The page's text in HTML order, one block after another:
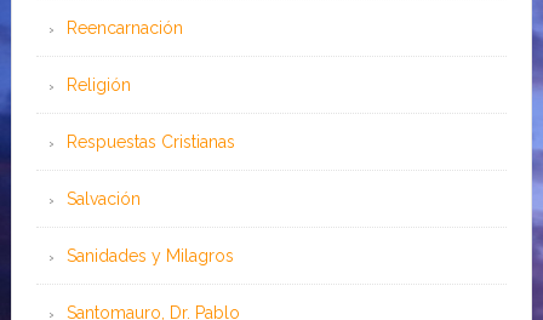
Reencarnación
Religión
Respuestas Cristianas
Salvación
Sanidades y Milagros
Santomauro, Dr. Pablo